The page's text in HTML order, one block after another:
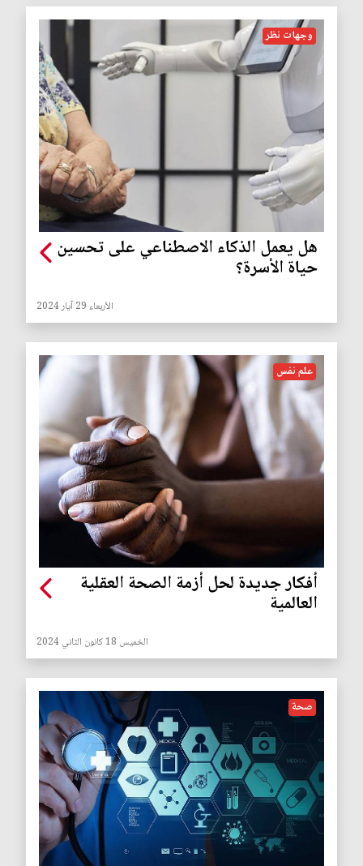
وجهات نظر
هل يعمل الذكاء الاصطناعي على تحسين
حياة الأسرة؟
الأربعاء 29 آيار 2024
علم نفس
أفكار جديدة لحل أزمة الصحة العقلية
العالمية
الخميس 18 كانون الثاني 2024
صحة